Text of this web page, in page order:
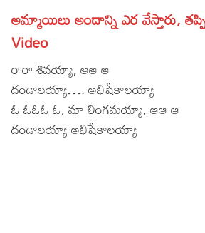
Hinduism
Lyrics in Hindi – Devotional
Lyrics in Hindi – Movie Songs
Tamil
Lyrics in Tamil – Devotional
Lyrics in Tamil – Movie Songs
Kannada
Lyrics in Kannada – Movie
అమ్మాయిలు అందాన్ని ఎర వేస్తారు,
Video
రారా శివయ్యా, ఆఆ ఆ
దండాలయ్యా…. అభిషేకాలయ్యా
ఓ ఓఓఓ ఓ, మా లింగమయ్యా, ఆఆ ఆ
దండాలయ్యా అభిషేకాలయ్యా